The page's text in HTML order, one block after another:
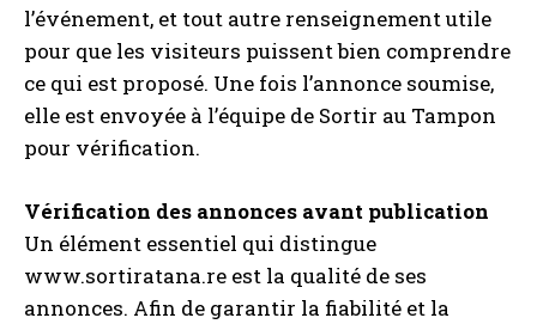
l’événement, et tout autre renseignement utile
pour que les visiteurs puissent bien comprendre
ce qui est proposé. Une fois l’annonce soumise,
elle est envoyée à l’équipe de Sortir au Tampon
pour vérification.
Vérification des annonces avant publication
Un élément essentiel qui distingue
www.sortiratana.re est la qualité de ses
annonces. Afin de garantir la fiabilité et la